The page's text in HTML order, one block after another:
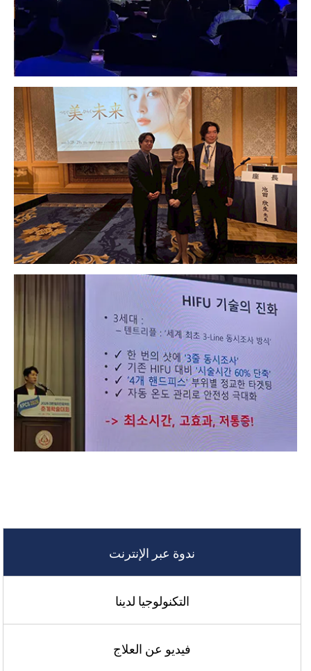
ندوة عبر الإنترنت
التكنولوجيا لدينا
فيديو عن العلاج